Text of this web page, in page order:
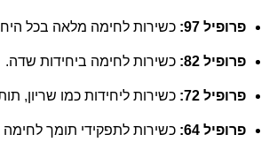
פרופיל 97: כשירות לחימה מלאה בכל
פרופיל 82: כשירות לחימה ביחידות שדה.
פרופיל 72: כשירות ליחידות כמו שריון,
פרופיל 64:
כשירות לתפקידי תומך לחימה